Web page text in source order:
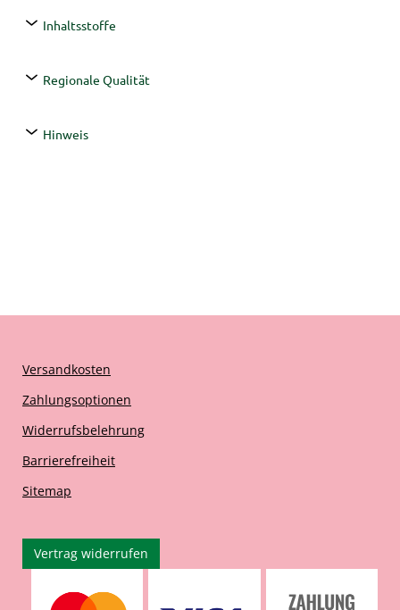
Inhaltsstoffe
Regionale Qualität
Hinweis
Versandkosten
Zahlungsoptionen
Widerrufsbelehrung
Barrierefreiheit
Sitemap
Vertrag widerrufen